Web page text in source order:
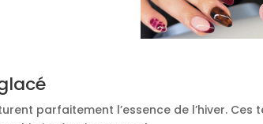
parfaitement l’essence de l’hiver.